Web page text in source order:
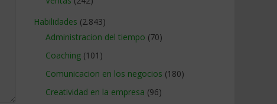
Habilidades (2.843)
Administracion del tiempo (70)
Coaching (101)
Comunicacion en los negocios (180)
Creatividad en la empresa (96)